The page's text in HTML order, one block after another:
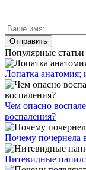
Популярные статьи
Лопатка анатомия;
Чем опасно
воспаления?
Почему почернела
Нитевидные